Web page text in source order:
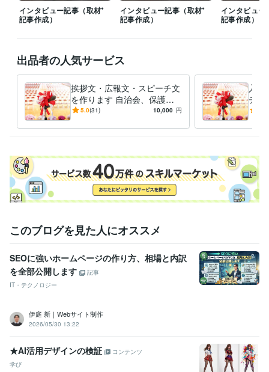
クリエイター / コピーライター 経験年数 : 11年
クリエイター / ライター・編集 経験年数 : 11年
年
受賞歴
多治見市主催「みちくさ」エッセー　入選 ネット短編小説、佳作入
選（リトル・ガリヴァー社） 恋愛短編集「恋が魔法」優秀賞（日本
文学館） リーン・ロゼ・エッセーコンテスト佳作入選
「とっておき
のワンシーン」（エッセ＆絵）入選
朝日新聞の投書（全国・地域）
に24回採用掲載実績あり
俳句ポスト365　初級　入選１３回
2級FP技能士 取得年 : 2024年
TOEIC 取得年 : 2000年
秘書技能検定2級 取得年 : 1997年
実用英語技能検定2級 取得年 : 1995年
普通自動車第一種運転免許 取得年 : 1997年
得意分野
ライティング・翻訳 ①ウェディング/ホテル観光②金融生活節約
筆（結婚式、PTA、学校、会社挨拶）
エッセイ、コラム
ウェディング 出版 新聞 外資系 教育 学校 ブライダル
観光
旅行
ホテル
ライティング・翻訳 ホームページ・パンフレットのライティング
学歴
武蔵大学 1994年3月 ~ 1998年2月
立教大学 1995年3月 ~ 1996年2月
英国留学
インタビュー記事（取材⁺
記事作成）
インタビュー記事（取材⁺
記事作成）
インタビュー
記事作成）
出品者の人気サービス
挨拶文・広報文・スピーチ文
を作ります 自治会、保護者
会、PTA 挨拶、学校の広報
5.0(31) 10,000 円
入
チ文
TA
し）
このブログを見た人にオススメ
SEOに強いホームページの作り方、相場と内訳
を全部公開します
記事
IT・テクノロジー
伊庭 新｜Webサイト制作
2026/05/30 13:22
★AI活用デザインの検証
コンテンツ
学び